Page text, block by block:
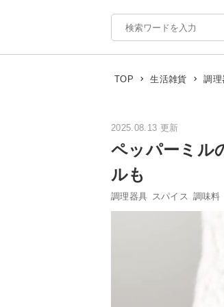
TOP 生活雑貨 調理
2025.08.13 更新
ペッパーミル
ルも
調理器具 スパイス 調味料